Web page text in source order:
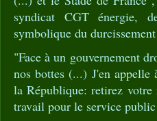
syndicat CGT énergie,
symbolique du
"Face à un gouvernement
nos bottes (...) J'en appelle
la République: retirez
travail pour le service